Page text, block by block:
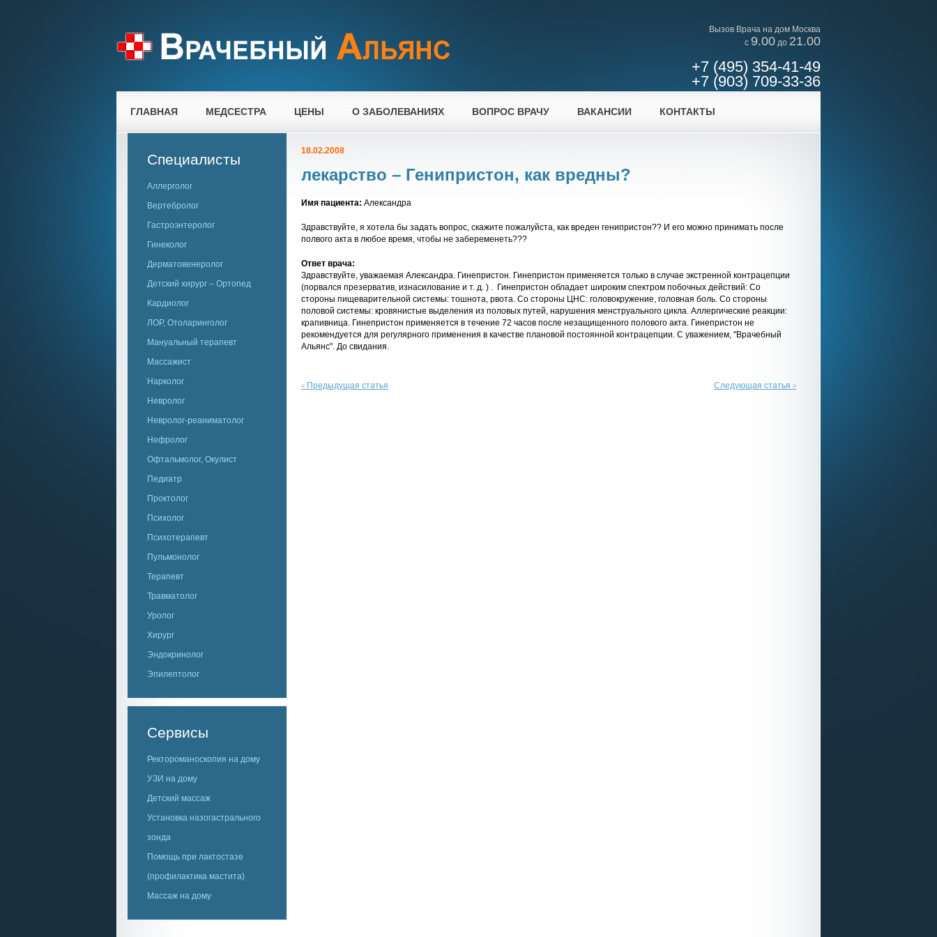
Вызов Врача на дом Москва
c 9.00 до 21.00
+7 (495) 354-41-49
+7 (903) 709-33-36
ГЛАВНАЯ МЕДСЕСТРА ЦЕНЫ О ЗАБОЛЕВАНИЯХ ВОПРОС ВРАЧУ ВАКАНСИИ КОНТАКТЫ
Специалисты
Аллерголог
Вертебролог
Гастроэнтеролог
Гинеколог
Дерматовенеролог
Детский хирург – Ортопед
Кардиолог
ЛОР, Отоларинголог
Мануальный терапевт
Массажист
Нарколог
Невролог
Невролог-реаниматолог
Нефролог
Офтальмолог, Окулист
Педиатр
Проктолог
Психолог
Психотерапевт
Пульмонолог
Терапевт
Травматолог
Уролог
Хирург
Эндокринолог
Эпилептолог
Сервисы
Ректороманоскопия на дому
УЗИ на дому
Детский массаж
Установка назогастрального
зонда
Помощь при лактостазе
(профилактика мастита)
Массаж на дому
18.02.2008
лекарство – Генипристон, как вредны?
Имя пациента: Александра
Здравствуйте, я хотела бы задать вопрос, скажите пожалуйста, как вреден генипристон?? И его можно принимать после
полвого акта в любое время, чтобы не забеременеть???
Ответ врача:
Здравствуйте, уважаемая Александра. Гинепристон. Гинепристон применяется только в случае экстренной контрацепции
(порвался презерватив, изнасилование и т. д. ) . Гинепристон обладает широким спектром побочных действий: Со
стороны пищеварительной системы: тошнота, рвота. Со стороны ЦНС: головокружение, головная боль. Со стороны
половой системы: кровянистые выделения из половых путей, нарушения менструального цикла. Аллергические реакции:
крапивница. Гинепристон применяется в течение 72 часов после незащищенного полового акта. Гинепристон не
рекомендуется для регулярного применения в качестве плановой постоянной контрацепции. С уважением, "Врачебный
Альянс". До свидания.
< Предыдущая статья Следующая статья >